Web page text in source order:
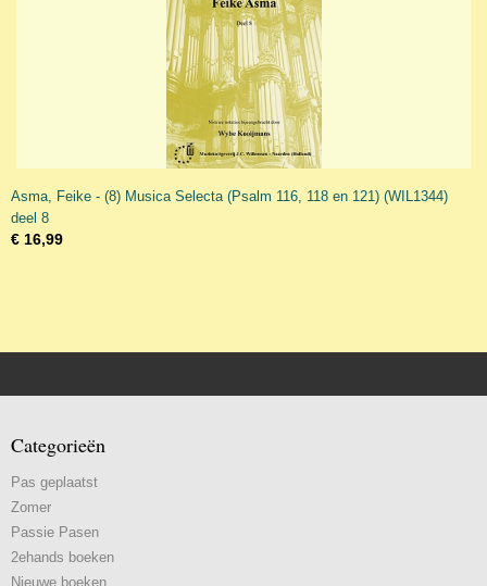
Asma, Feike - (8) Musica Selecta (Psalm 116, 118 en 121) (WIL1344)
deel 8
€ 16,99
Categorieën
Pas geplaatst
Zomer
Passie Pasen
2ehands boeken
Nieuwe boeken